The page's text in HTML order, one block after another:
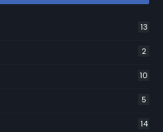
13
2
10
5
14